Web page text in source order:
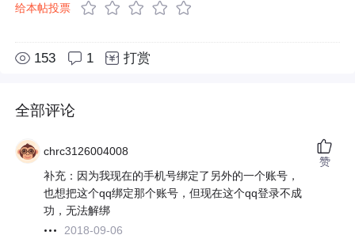
给本帖投票
153 1 打赏
全部评论
chrc3126004008
补充：因为我现在的手机号绑定了另外的一个账号，
也想把这个qq绑定那个账号，但现在这个qq登录不成
功，无法解绑
2018-09-06
赞